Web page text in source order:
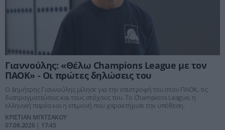
Γιαννούλης: «Θέλω Champions League με τον
ΠΑΟΚ» - Οι πρώτες δηλώσεις του
Ο Δημήτρης Γιαννούλης μίλησε για την επιστροφή του στον ΠΑΟΚ, τις
διαπραγματεύσεις και τους στόχους του. Το Champions League, η
ελληνική παρέα και η επιμονή που χαρακτήρισε την υπόθεση.
ΚΡΙΣΤΙΑΝ ΜΠΙΤΣΑΚΟΥ
07.08.2026 | 17:45